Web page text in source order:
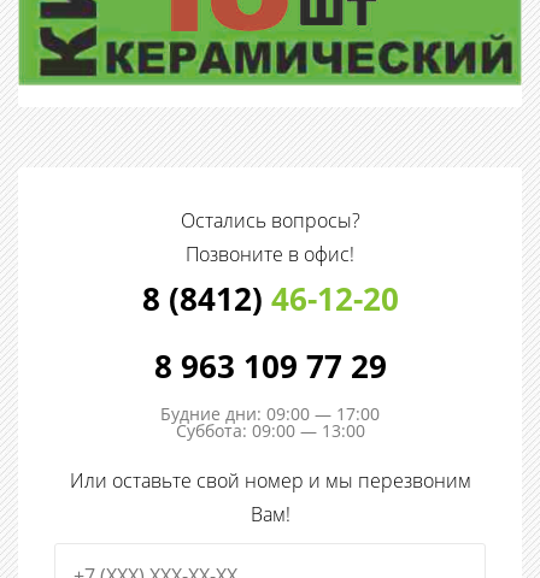
Остались вопросы?
Позвоните в офис!
8 (8412) 46-12-20
8 963 109 77 29
Будние дни: 09:00 — 17:00
Суббота: 09:00 — 13:00
Или оставьте свой номер и мы перезвоним
Вам!